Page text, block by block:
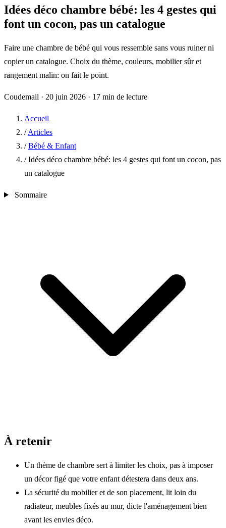
Idées déco chambre bébé: les 4 gestes qui
font un cocon, pas un catalogue
Faire une chambre de bébé qui vous ressemble sans vous ruiner ni
copier un catalogue. Choix du thème, couleurs, mobilier sûr et
rangement malin: on fait le point.
Coudemail · 20 juin 2026 · 17 min de lecture
Accueil
/ Articles
/ Bébé & Enfant
/ Idées déco chambre bébé: les 4 gestes qui font un cocon, pas
un catalogue
Sommaire
À retenir
Un thème de chambre sert à limiter les choix, pas à imposer
un décor figé que votre enfant détestera dans deux ans.
La sécurité du mobilier et de son placement, lit loin du
radiateur, meubles fixés au mur, dicte l'aménagement bien
avant les envies déco.